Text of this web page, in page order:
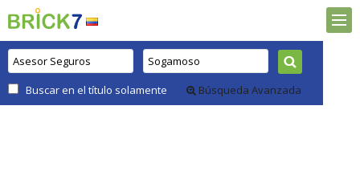
Buscar en el título solamente Búsqueda Avanzada